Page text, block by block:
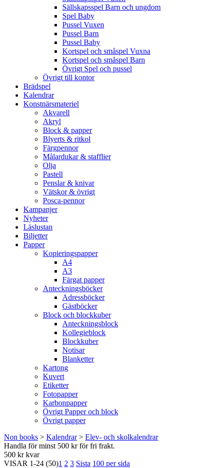
Sällskapsspel Barn och ungdom
Spel Baby
Pussel Vuxen
Pussel Barn
Pussel Baby
Kortspel och småspel Vuxna
Kortspel och småspel Barn
Övrigt Spel och pussel
Övrigt till kontor
Brädspel
Kalendrar
Konstnärsmateriel
Akvarell
Akryl
Block & papper
Blyerts & ritkol
Färgpennor
Målardukar & stafflier
Olja
Pastell
Penslar & knivar
Vätskor & övrigt
Posca-pennor
Kampanjer
Nyheter
Läslustan
Biljetter
Papper
Kopieringspapper
A4
A3
Färgat papper
Anteckningsböcker
Adressböcker
Gästböcker
Block och blockkuber
Anteckningsblock
Kollegieblock
Blockkuber
Notisar
Blanketter
Kartong
Kuvert
Etiketter
Fotopapper
Karbonpapper
Övrigt Papper och block
Övrigt papper
Non books > Kalendrar> Elev- och skolkalendrar
Handla för minst 500 kr för fri frakt.
500 kr kvar
VISAR 1-24 (50)1 2 3 Sista 100 per sida